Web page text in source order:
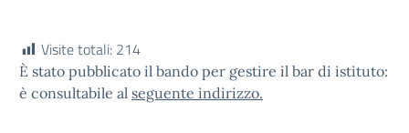
Visite totali: 214
È stato pubblicato il bando per gestire il bar di istituto:
è consultabile al seguente indirizzo.